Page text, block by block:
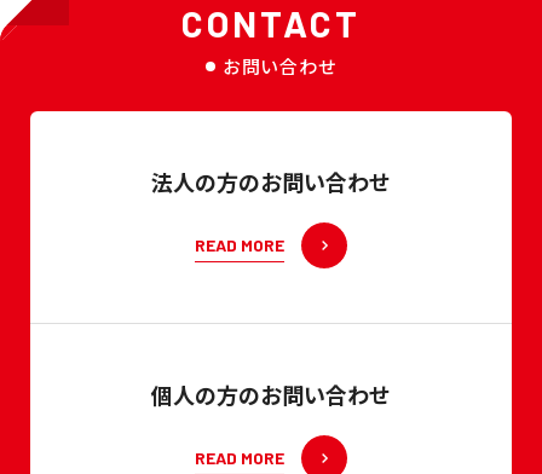
CONTACT
お問い合わせ
法人の方のお問い合わせ
READ MORE
個人の方のお問い合わせ
READ MORE